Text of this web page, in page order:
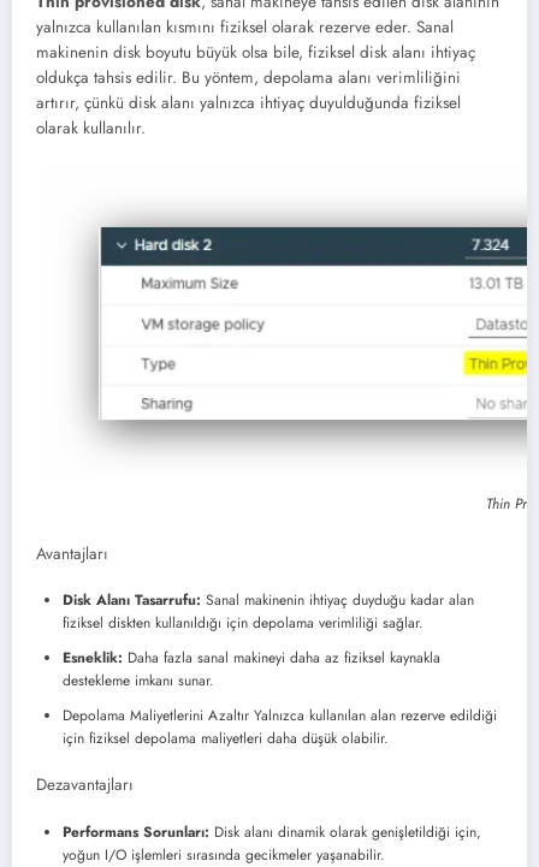
yalnızca kullanılan kısmını fiziksel olarak rezerve eder. Sanal
makinenin disk boyutu büyük olsa bile, fiziksel disk alanı ihtiyaç
oldukça tahsis edilir. Bu yöntem, depolama alanı verimliliğini
artırır, çünkü disk alanı yalnızca ihtiyaç duyulduğunda fiziksel
olarak kullanılır.
Thin
Avantajları
Disk Alanı Tasarrufu: Sanal makinenin ihtiyaç duyduğu kadar alan
fiziksel diskten kullanıldığı için depolama verimliliği sağlar.
Esneklik: Daha fazla sanal makineyi daha az fiziksel kaynakla
destekleme imkanı sunar.
Depolama Maliyetlerini Azaltır Yalnızca kullanılan alan rezerve edildiği
için fiziksel depolama maliyetleri daha düşük olabilir.
Dezavantajları
Performans Sorunları: Disk alanı dinamik olarak genişletildiği için,
yoğun I/O işlemleri sırasında gecikmeler yaşanabilir.